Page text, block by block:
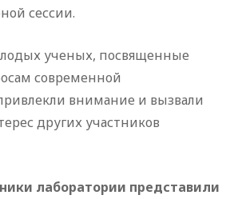
сессии.
ученых, посвященные
современной
внимание и вызвали
других участников
лаборатории представили